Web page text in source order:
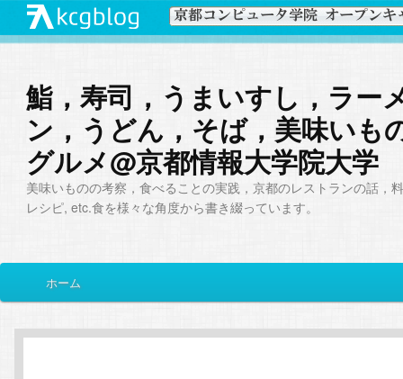
鮨，寿司，うまいすし，ラー
ン，うどん，そば，美味いも
グルメ@京都情報大学院大学
美味いものの考察，食べることの実践，京都のレストランの話，
レシピ, etc.食を様々な角度から書き綴っています。
イ
メ
イ
サ
ブ
ホーム